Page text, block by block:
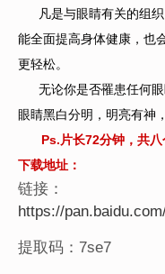
凡是与眼睛有关的组
能全面提高身体健康，也
更轻松。
无论你是否罹患任何
眼睛黑白分明，明亮有神
Ps.片长72分钟，共八
下载地址：
链接：
https://
提取码：7se7